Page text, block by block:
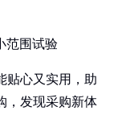
范围试验
贴心又实用，助
，发现采购新体